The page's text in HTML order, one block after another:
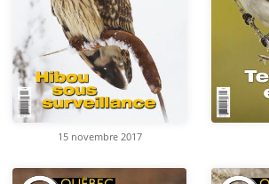
15 novembre 2017